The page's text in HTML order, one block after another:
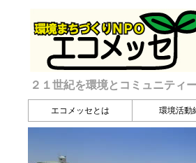
２１世紀を環境とコミュニティ
エコメッセとは 環境活動